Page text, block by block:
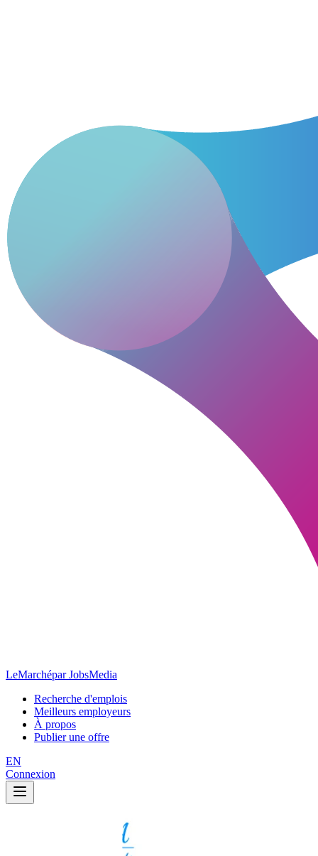
LeMarchépar JobsMedia
Recherche d'emplois
Meilleurs employeurs
À propos
Publier une offre
EN
Connexion